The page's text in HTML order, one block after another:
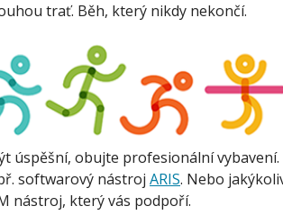
trať. Běh, který nikdy nekončí.
úspěšní, obujte profesionální vybavení.
softwarový nástroj ARIS. Nebo
nástroj, který vás podpoří.